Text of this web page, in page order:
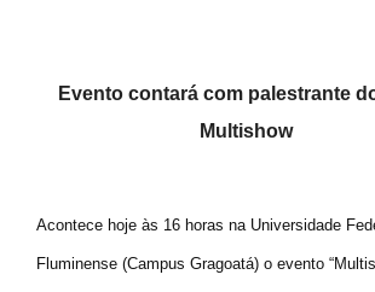
Evento contará com palestrante
Multishow
Acontece hoje às 16 horas na Universidade
Fluminense (Campus Gragoatá) o evento